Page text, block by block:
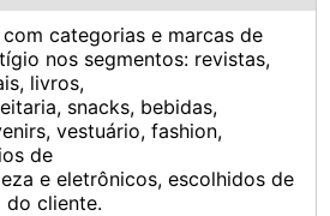
com categorias e marcas de
nos segmentos: revistas,
livros,
snacks, bebidas,
vestuário, fashion,
de
e eletrônicos, escolhidos de
cliente.